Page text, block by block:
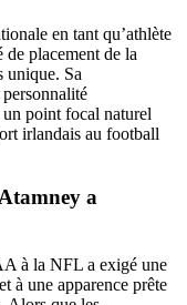
en tant qu’athlète
placement de la
unique. Sa
point focal naturel
irlandais au football
a
à la NFL a exigé une
à une apparence prête